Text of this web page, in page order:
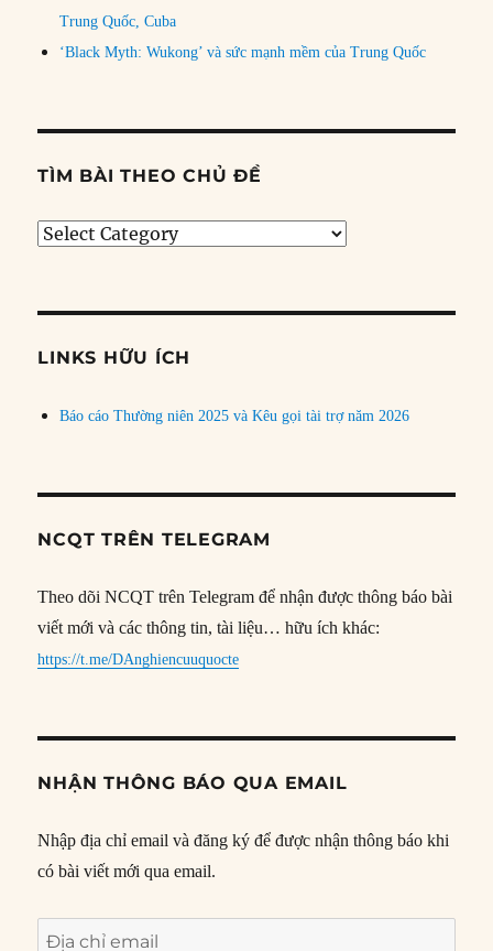
Trung Quốc, Cuba
‘Black Myth: Wukong’ và sức mạnh mềm của Trung Quốc
TÌM BÀI THEO CHỦ ĐỀ
Tìm
đề
LINKS HỮU ÍCH
Báo cáo Thường niên 2025 và Kêu gọi tài trợ năm 2026
NCQT TRÊN TELEGRAM
Theo dõi NCQT trên Telegram để nhận được thông báo bài
viết mới và các thông tin, tài liệu… hữu ích khác:
https://t.me/DAnghiencuuquocte
NHẬN THÔNG BÁO QUA EMAIL
Nhập địa chỉ email và đăng ký để được nhận thông báo khi
có bài viết mới qua email.
Địa